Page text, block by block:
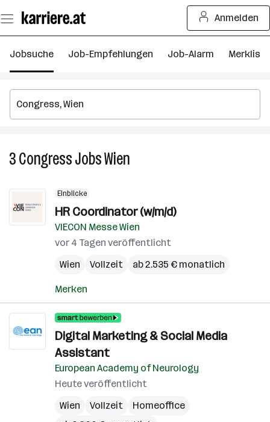
Seiteninhalt
springen
Anmelden
Jobsuche Job-Empfehlungen Job-Alarm Merkliste
3CongressJobsWien
Wien
Einblicke
HR Coordinator (w/m/d)
VIECON Messe Wien
vor 4 Tagen veröffentlicht
Wien
Vollzeit ab 2.535 € monatlich
Merken
Digital Marketing & Social Media
Assistant
European Academy of Neurology
Heute veröffentlicht
Wien
Vollzeit
Homeoffice